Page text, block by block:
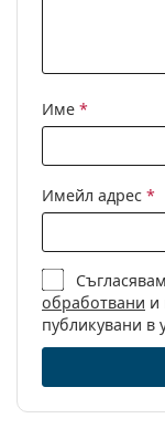
Име *
Имейл адрес *
обработвани и
публикувани в